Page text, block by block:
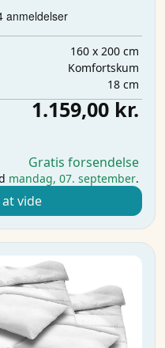
160 x 200 cm
Komfortskum
18 cm
1.159,00 kr.
Gratis forsendelse
mandag, 07. september.
vide